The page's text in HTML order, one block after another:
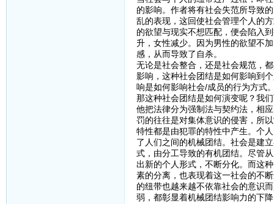
的影响。作者将有社会失范所导致
乱的表现，这回使社会管理个人的
的欲望与现实不想匹配，便会陷入
升，女性减少。因为男性的欲望不
感，从而导致了自杀。
无论是社会整合，还是社会规范，
影响，这种社会团结是如何影响到
响是如何影响社会/成员的行为方式
那这种社会团结是如何演变呢？我
他把法律分为强制法与契约法，相
罚的往往是对集体意识的侵害，所
特性都是由犯罪的特性中产生。个
了人们之间的机械团结。社会是建
式，由分工导致的有机团结。尽管
出新的个人形式，不断分化。而这
素的分离，也表现着这一社会的不
的纽带也越来越不依靠社会的意识
弱，都彰显着机械团结影响力的下